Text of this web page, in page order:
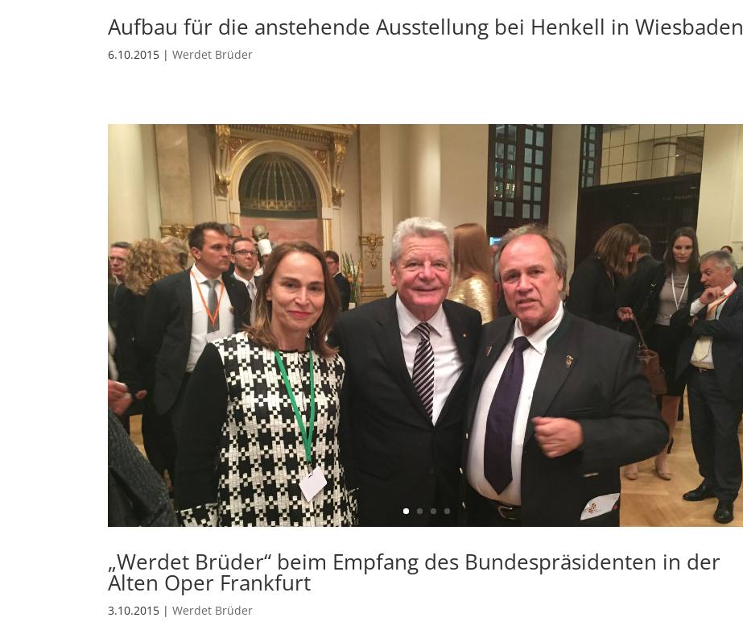
Aufbau für die anstehende Ausstellung bei Henkell in Wiesbaden
6.10.2015 |Werdet Brüder
„Werdet Brüder“ beim Empfang des Bundespräsidenten in der
Alten Oper Frankfurt
3.10.2015 |Werdet Brüder